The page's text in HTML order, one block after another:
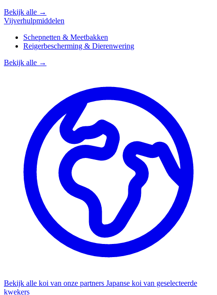
Bekijk alle →
Vijverhulpmiddelen
Schepnetten & Meetbakken
Reigerbescherming & Dierenwering
Bekijk alle →
Bekijk alle koi van onze partners Japanse koi van geselecteerde
kwekers